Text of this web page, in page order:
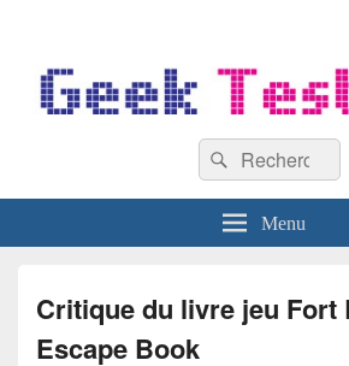
Recherche :
Rechercher
Menu
Critique du livre jeu Fort
Escape Book